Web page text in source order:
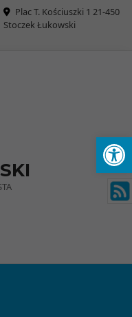
Plac T. Kościuszki 1 21-450
Stoczek Łukowski